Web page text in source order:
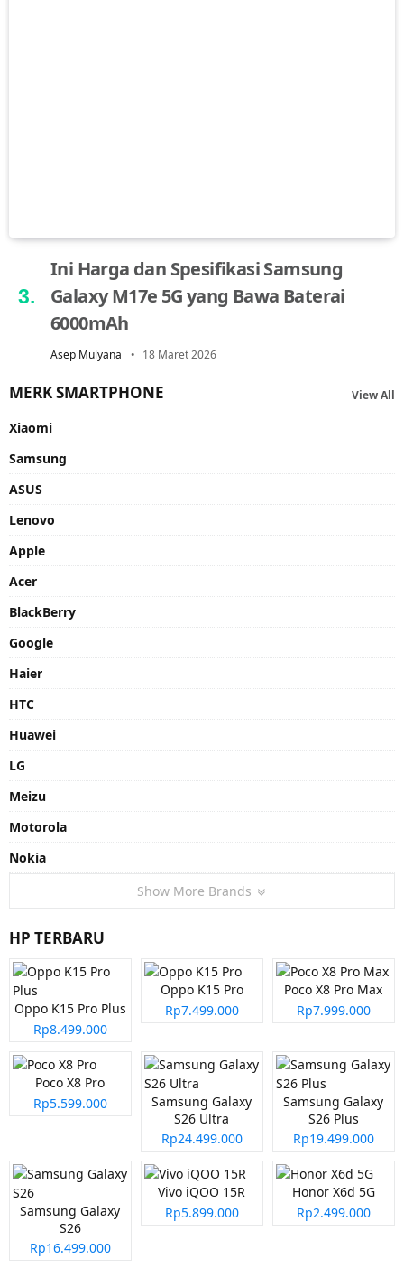
Ini Harga dan Spesifikasi Samsung
Galaxy M17e 5G yang Bawa Baterai
6000mAh
Asep Mulyana 18 Maret 2026
MERK SMARTPHONE View All
Xiaomi
Samsung
ASUS
Lenovo
Apple
Acer
BlackBerry
Google
Haier
HTC
Huawei
LG
Meizu
Motorola
Nokia
Show More Brands
HP TERBARU
Oppo K15 Pro Plus
Rp8.499.000
Oppo K15 Pro
Rp7.499.000
Poco X8 Pro Max
Rp7.999.000
Poco X8 Pro
Rp5.599.000
Samsung Galaxy
S26 Ultra
Rp24.499.000
Samsung Galaxy
S26 Plus
Rp19.499.000
Samsung Galaxy
S26
Rp16.499.000
Vivo iQOO 15R
Rp5.899.000
Honor X6d 5G
Rp2.499.000